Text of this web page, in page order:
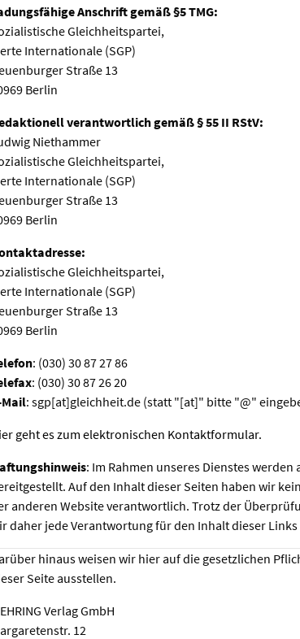
Anschrift gemäß §5 TMG:
Gleichheitspartei,
Internationale (SGP)
Straße 13
Berlin
verantwortlich gemäß § 55 II RStV:
Niethammer
Gleichheitspartei,
Internationale (SGP)
Straße 13
Berlin
Gleichheitspartei,
Internationale (SGP)
Straße 13
Berlin
: (030) 30 87 27 86
: (030) 30 87 26 20
Mail: sgp[at]gleichheit.de (statt "[at]" bitte "@"
geht es zum elektronischen Kontaktformular.
: Im Rahmen unseres Dienstes
Auf den Inhalt dieser Seiten haben wir
anderen Website verantwortlich. Trotz der
daher jede Verantwortung für den Inhalt dieser
hinaus weisen wir hier auf die gesetzlichen
Seite ausstellen.
Verlag GmbH
12